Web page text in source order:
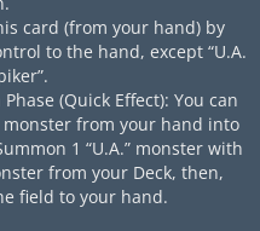
card (from your hand) by
to the hand, except “U.A.
(Quick Effect): You can
monster from your hand into
1 “U.A.” monster with
from your Deck, then,
field to your hand.